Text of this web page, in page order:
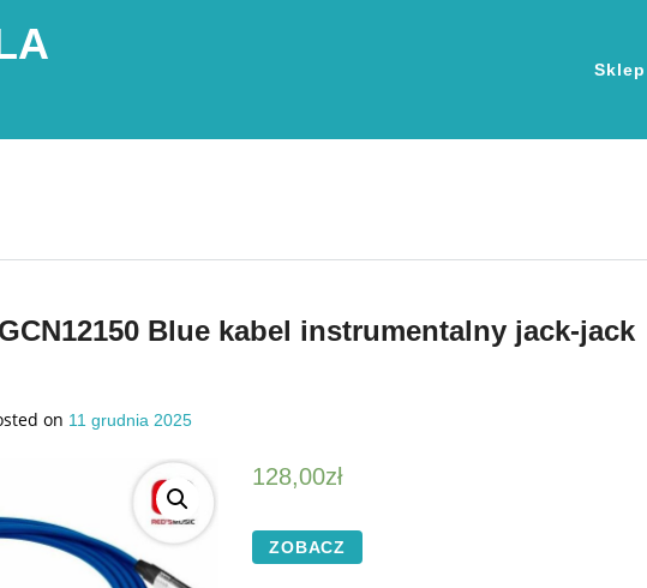
Sklep
Blue kabel instrumentalny jack-jack
on 11 grudnia 2025
128,00zł
ZOBACZ